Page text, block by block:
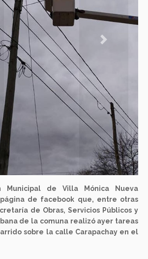
Next
Municipal de Villa Mónica Nueva
de facebook que, entre otras
de Obras, Servicios Públicos y
de la comuna realizó ayer tareas
sobre la calle Carapachay en el